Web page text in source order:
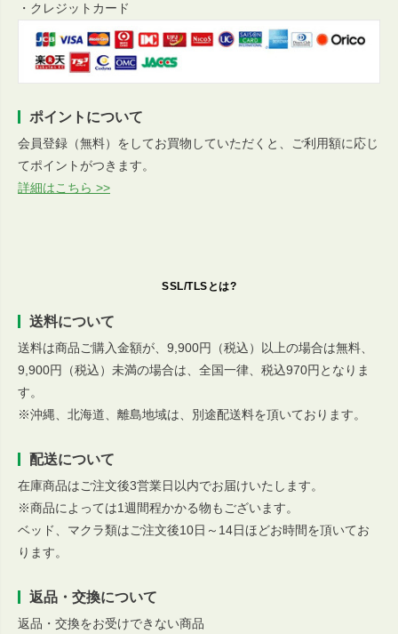
・クレジットカード
ポイントについて
会員登録（無料）をしてお買物していただくと、ご利用額に応じ
てポイントがつきます。
詳細はこちら >>
SSL/TLSとは?
送料について
送料は商品ご購入金額が、9,900円（税込）以上の場合は無料、
9,900円（税込）未満の場合は、全国一律、税込970円となりま
す。
※沖縄、北海道、離島地域は、別途配送料を頂いております。
配送について
在庫商品はご注文後3営業日以内でお届けいたします。
※商品によっては1週間程かかる物もございます。
ベッド、マクラ類はご注文後10日～14日ほどお時間を頂いてお
ります。
返品・交換について
返品・交換をお受けできない商品